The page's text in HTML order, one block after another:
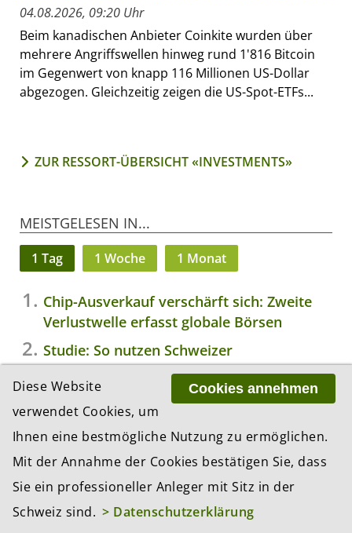
04.08.2026, 09:20 Uhr
Beim kanadischen Anbieter Coinkite wurden über
mehrere Angriffswellen hinweg rund 1'816 Bitcoin
im Gegenwert von knapp 116 Millionen US-Dollar
abgezogen. Gleichzeitig zeigen die US-Spot-ETFs...
ZUR RESSORT-ÜBERSICHT «INVESTMENTS»
MEISTGELESEN IN...
1 Tag 1 Woche 1 Monat
Chip-Ausverkauf verschärft sich: Zweite
Verlustwelle erfasst globale Börsen
Studie: So nutzen Schweizer
Vermögensverwalter KI
Candriam: Knappheit ist das neue Normal
– und die meisten Portfolios sind nicht
darauf vorbereitet
Pensionskassen erhalten Zugang zum
Repomarkt
TwentyFour Asset Management lanciert
Cookies annehmen
Diese Website
verwendet Cookies, um
Ihnen eine bestmögliche Nutzung zu ermöglichen.
Mit der Annahme der Cookies bestätigen Sie, dass
Sie ein professioneller Anleger mit Sitz in der
Schweiz sind. > Datenschutzerklärung